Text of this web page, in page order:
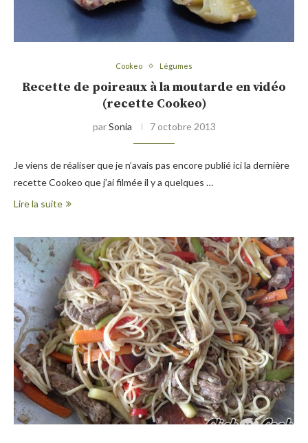
Cookeo Légumes
Recette de poireaux à la moutarde en vidéo
(recette Cookeo)
parSonia 7 octobre 2013
Je viens de réaliser que je n’avais pas encore publié ici la dernière
recette Cookeo que j’ai filmée il y a quelques …
Lire la suite